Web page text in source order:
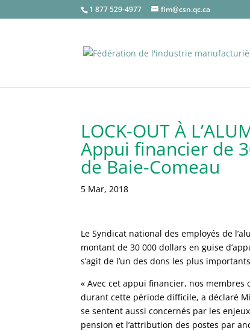
1 877 529-4977 fim@csn.qc.ca
LOCK-OUT À
Appui financier de
de Baie-Comeau
5 Mar, 2018
Le Syndicat national des employés de
montant de 30 000 dollars en guise
s’agit de l’un des dons les plus
« Avec cet appui financier, nos
durant cette période difficile, a déclaré
se sentent aussi concernés par les
pension et l’attribution des postes par